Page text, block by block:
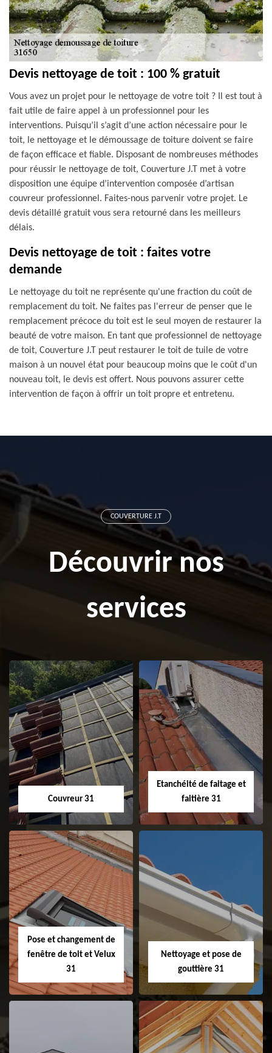
Devis nettoyage de toit : 100 % gratuit
Vous avez un projet pour le nettoyage de votre toit ? Il est tout à
fait utile de faire appel à un professionnel pour les
interventions. Puisqu’il s’agit d’une action nécessaire pour le
toit, le nettoyage et le démoussage de toiture doivent se faire
de façon efficace et fiable. Disposant de nombreuses méthodes
pour réussir le nettoyage de toit, Couverture J.T met à votre
disposition une équipe d’intervention composée d’artisan
couvreur professionnel. Faites-nous parvenir votre projet. Le
devis détaillé gratuit vous sera retourné dans les meilleurs
délais.
Devis nettoyage de toit : faites votre
demande
Le nettoyage du toit ne représente qu'une fraction du coût de
remplacement du toit. Ne faites pas l'erreur de penser que le
remplacement précoce du toit est le seul moyen de restaurer la
beauté de votre maison. En tant que professionnel de nettoyage
de toit, Couverture J.T peut restaurer le toit de tuile de votre
maison à un nouvel état pour beaucoup moins que le coût d'un
nouveau toit, le devis est offert. Nous pouvons assurer cette
intervention de façon à offrir un toit propre et entretenu.
COUVERTURE J.T
Découvrir nos
services
Couvreur 31
Couvreur 31
Etanchéité de faitage et
faitière 31
Etanchéité de
faitage et faitière
31
Pose et changement de
fenêtre de toit et Velux
31
Nettoyage et pose de
gouttière 31